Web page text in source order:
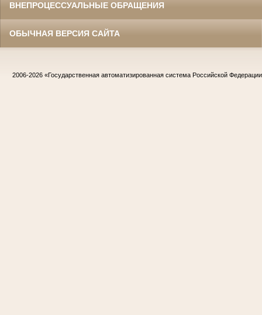
ВНЕПРОЦЕССУАЛЬНЫЕ ОБРАЩЕНИЯ
ОБЫЧНАЯ ВЕРСИЯ САЙТА
2006-2026 «Государственная автоматизированная система Российской